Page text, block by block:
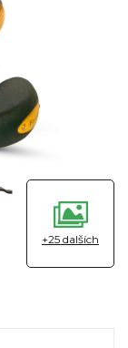
+25 dalších